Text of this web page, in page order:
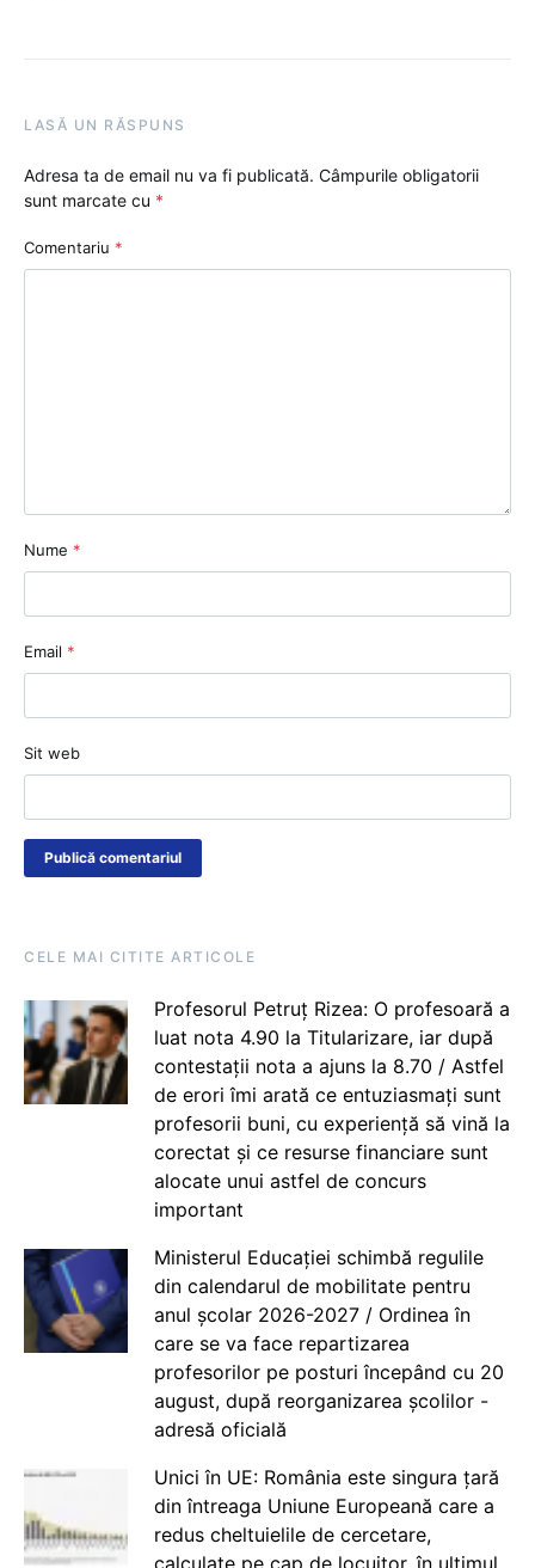
LASĂ UN RĂSPUNS
Adresa ta de email nu va fi publicată. Câmpurile obligatorii
sunt marcate cu *
Comentariu *
Nume *
Email *
Sit web
CELE MAI CITITE ARTICOLE
Profesorul Petruț Rizea: O profesoară a
luat nota 4.90 la Titularizare, iar după
contestații nota a ajuns la 8.70 / Astfel
de erori îmi arată ce entuziasmați sunt
profesorii buni, cu experiență să vină la
corectat și ce resurse financiare sunt
alocate unui astfel de concurs
important
Ministerul Educației schimbă regulile
din calendarul de mobilitate pentru
anul școlar 2026-2027 / Ordinea în
care se va face repartizarea
profesorilor pe posturi începând cu 20
august, după reorganizarea școlilor -
adresă oficială
Unici în UE: România este singura țară
din întreaga Uniune Europeană care a
redus cheltuielile de cercetare,